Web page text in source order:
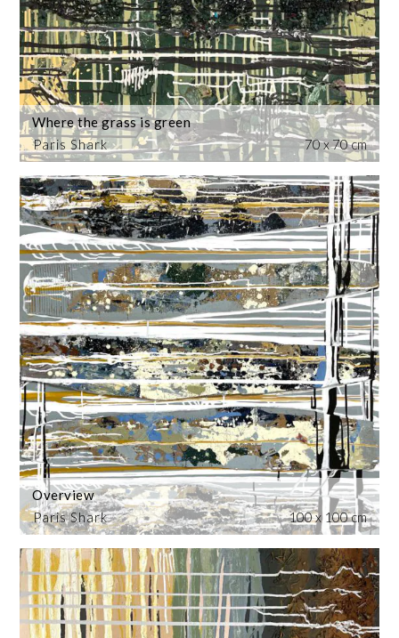
Paris Shark
Where the grass is green
70 x 70 cm
Paris Shark
Overview
100 x 100 cm